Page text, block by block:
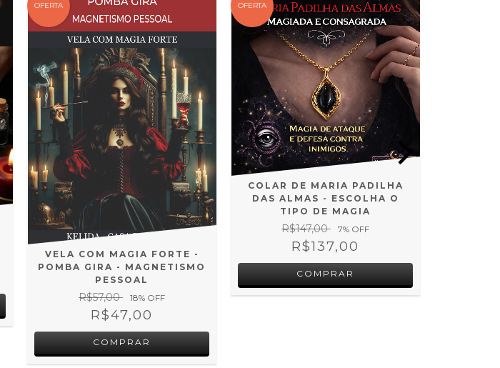
OFERTA
VELA COM MAGIA FORTE -
POMBA GIRA - MAGNETISMO
PESSOAL
R$57,00 18% OFF
R$47,00
OFERTA
COLAR DE MARIA PADILHA
DAS ALMAS - ESCOLHA O
TIPO DE MAGIA
R$147,00 7% OFF
R$137,00
COMPRAR